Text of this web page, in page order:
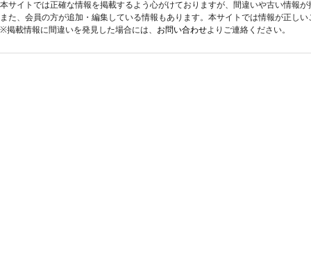
本サイトでは正確な情報を掲載するよう心がけておりますが、間違いや古い情報
また、会員の方が追加・編集している情報もあります。本サイトでは情報が正し
※掲載情報に間違いを発見した場合には、 お問い合わせよりご連絡ください。